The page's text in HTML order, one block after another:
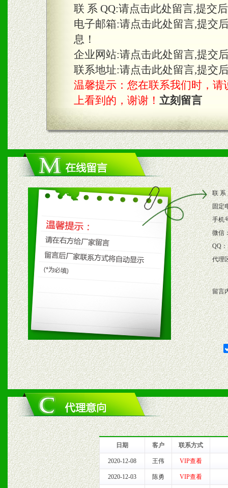
联 系 QQ:请点击此处留言,提交
电子邮箱:请点击此处留言,提交
息！
企业网站:请点击此处留言,提交
联系地址:请点击此处留言,提交
温馨提示：您在联系我们时，请
上看到的，谢谢！ 立刻留言
联 系
固定
手机
微信
QQ：
代理
留言
日期 客户 联系方式
2020-12-08 王伟 VIP查看
2020-12-03 陈勇 VIP查看